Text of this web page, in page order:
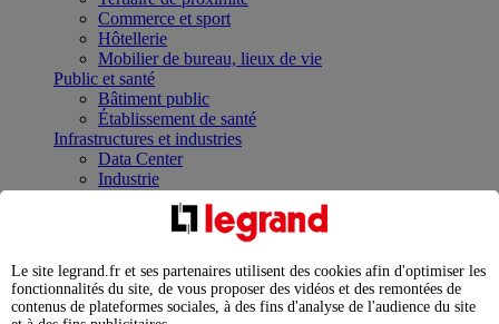
Commerce et sport
Hôtellerie
Mobilier de bureau, lieux de vie
Public et santé
Bâtiment public
Établissement de santé
Infrastructures et industries
Data Center
Industrie
Infrastructures
Contrôler et planifier le fonctionnement des appareils
Répartir et optimiser son tableau électrique
Legrand Data Center Solutions : concentrer les
expertises au service de vos performances
Le site legrand.fr et ses partenaires utilisent des cookies afin d'optimiser les
fonctionnalités du site, de vous proposer des vidéos et des remontées de
contenus de plateformes sociales, à des fins d'analyse de l'audience du site